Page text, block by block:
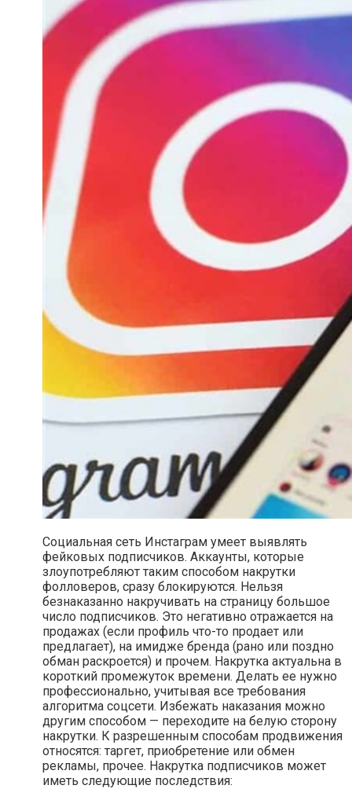
Социальная сеть Инстаграм умеет выявлять
фейковых подписчиков. Аккаунты, которые
злоупотребляют таким способом накрутки
фолловеров, сразу блокируются. Нельзя
безнаказанно накручивать на страницу большое
число подписчиков. Это негативно отражается на
продажах (если профиль что-то продает или
предлагает), на имидже бренда (рано или поздно
обман раскроется) и прочем. Накрутка актуальна в
короткий промежуток времени. Делать ее нужно
профессионально, учитывая все требования
алгоритма соцсети. Избежать наказания можно
другим способом — переходите на белую сторону
накрутки. К разрешенным способам продвижения
относятся: таргет, приобретение или обмен
рекламы, прочее. Накрутка подписчиков может
иметь следующие последствия: